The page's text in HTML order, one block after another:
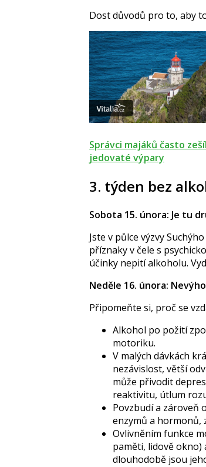
Dost důvodů pro to, aby
Správci majáků často
jedovaté výpary
3. týden bez
Sobota 15. února: Je tu
Jste v půlce výzvy
příznaky v čele s
účinky nepití alkoholu.
Neděle 16. února:
Připomeňte si, proč se
Alkohol po požití
motoriku.
V malých dávkách
nezávislost, větší
může přivodit
reaktivitu, útlum
Povzbudí a zároveň
enzymů a hormonů,
Ovlivněním funkce
paměti, lidově okno)
dlouhodobě jsou